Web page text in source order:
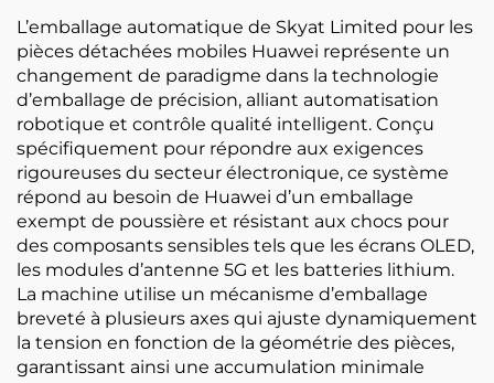
L’emballage automatique de Skyat Limited pour les
pièces détachées mobiles Huawei représente un
changement de paradigme dans la technologie
d’emballage de précision, alliant automatisation
robotique et contrôle qualité intelligent. Conçu
spécifiquement pour répondre aux exigences
rigoureuses du secteur électronique, ce système
répond au besoin de Huawei d’un emballage
exempt de poussière et résistant aux chocs pour
des composants sensibles tels que les écrans OLED,
les modules d’antenne 5G et les batteries lithium.
La machine utilise un mécanisme d’emballage
breveté à plusieurs axes qui ajuste dynamiquement
la tension en fonction de la géométrie des pièces,
garantissant ainsi une accumulation minimale